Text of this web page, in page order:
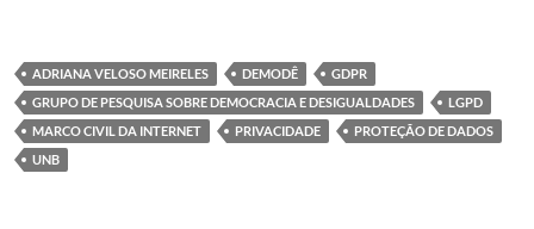
ADRIANA VELOSO MEIRELES DEMODÊ
GDPR
GRUPO DE PESQUISA SOBRE DEMOCRACIA E DESIGUALDADES
LGPD
MARCO CIVIL DA INTERNET
PRIVACIDADE
PROTEÇÃO DE DADOS
UNB